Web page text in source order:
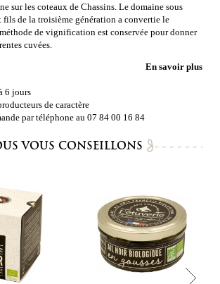
sur les coteaux de Chassins. Le domaine sous
de la troisième génération a convertie le
de vignification est conservée pour donner
cuvées.
En savoir plus
6 jours
de caractère
par téléphone au 07 84 00 16 84
VOUS CONSEILLONS